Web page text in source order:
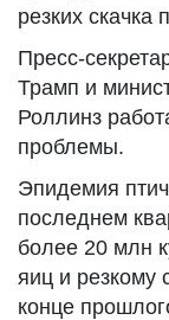
резких
Пресс-
Трамп и
Роллинз
проблемы.
Эпидемия
последнем
более 20 млн
яиц и резкому
конце